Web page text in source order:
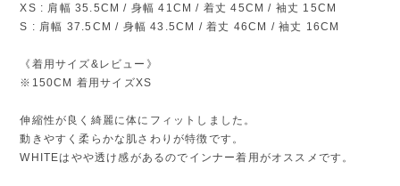
XS : 肩幅 35.5CM / 身幅 41CM / 着丈 45CM / 袖丈 15CM
S : 肩幅 37.5CM / 身幅 43.5CM / 着丈 46CM / 袖丈 16CM
《着用サイズ&レビュー》
※150CM 着用サイズXS
伸縮性が良く綺麗に体にフィットしました。
動きやすく柔らかな肌さわりが特徴です。
WHITEはやや透け感があるのでインナー着用がオススメです。